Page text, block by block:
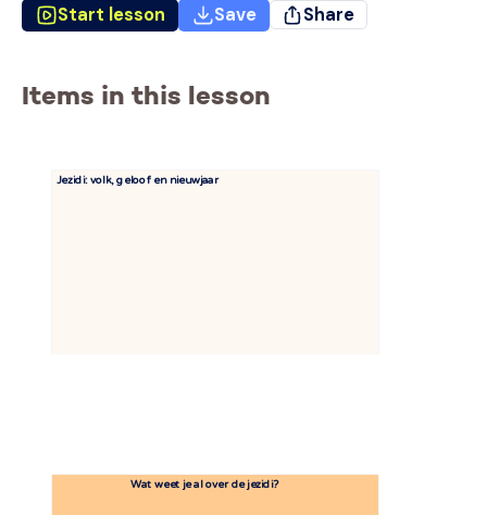
Start lesson Save Share
Items in this lesson
Jezidi: volk, geloof en nieuwjaar
Wat weet je al over de jezidi?